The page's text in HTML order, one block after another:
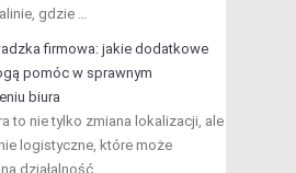
gdzie …
firmowa: jakie dodatkowe
pomóc w sprawnym
biura
to nie tylko zmiana lokalizacji, ale
logistyczne, które może
działalność …